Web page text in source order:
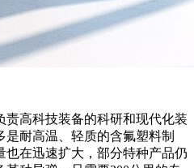
高科技装备的科研和现代化装
耐高温、轻质的含氟塑料制
在迅速扩大，部分特种产品仍